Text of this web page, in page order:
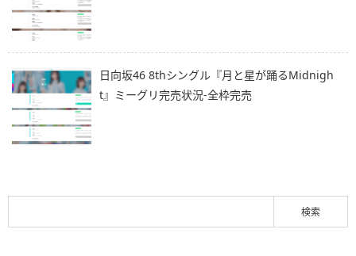
日向坂46 8thシングル『月と星が踊るMidnigh
t』ミーグリ完売状況-全枠完売